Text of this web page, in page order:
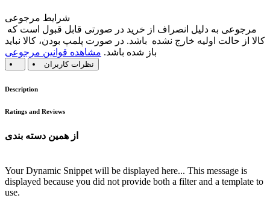
شرایط مرجوعی
کالا از حالت اولیه خارج نشده باشد. در صورت پلمپ بودن، کالا نباید
باز شده باشد. مشاهده قوانین مرجوعی
نظرات کاربران
Description
Ratings and Reviews
از همین دسته بندی
Your Dynamic Snippet will be displayed here... This message is
displayed because you did not provide both a filter and a template to
use.